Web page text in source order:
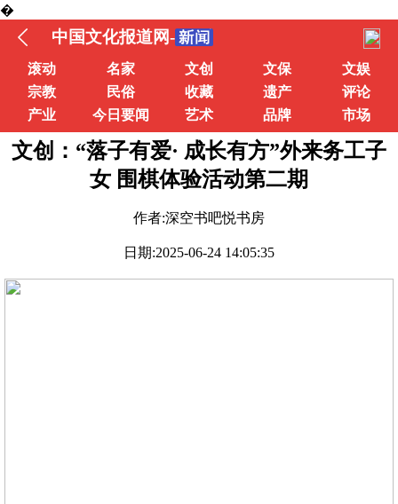
�
中国文化报道网-
滚动 名家 文创 文保
文娱
宗教
民俗 收藏 遗产
评论
产业
今日要闻 艺术 品牌 市场
文创：“落子有爱· 成长有方”外来务工子
女 围棋体验活动第二期
作者:深空书吧悦书房
日期:2025-06-24 14:05:35